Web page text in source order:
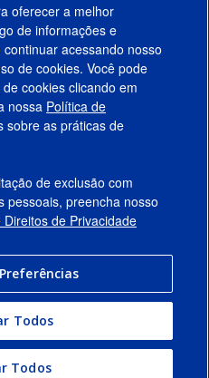
Uso
oferecer a melhor
de informações e
acessando nosso
de cookies. Você pode
cookies clicando em
nossa Política de
sobre as práticas de
de exclusão com
pessoais, preencha nosso
Direitos de Privacidade
Todos
Todos